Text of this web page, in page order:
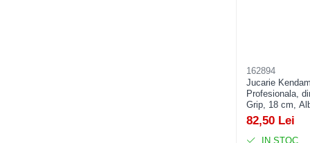
162894
Jucarie
Profesionala,
Grip, 18 cm,
82,50 Lei
IN STOC